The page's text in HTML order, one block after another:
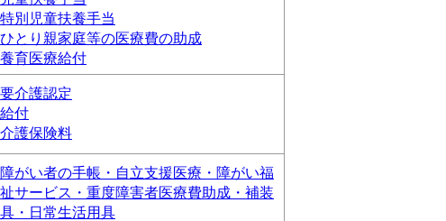
特別児童扶養手当
ひとり親家庭等の医療費の助成
養育医療給付
要介護認定
給付
介護保険料
障がい者の手帳・自立支援医療・障がい福
祉サービス・重度障害者医療費助成・補装
具・日常生活用具